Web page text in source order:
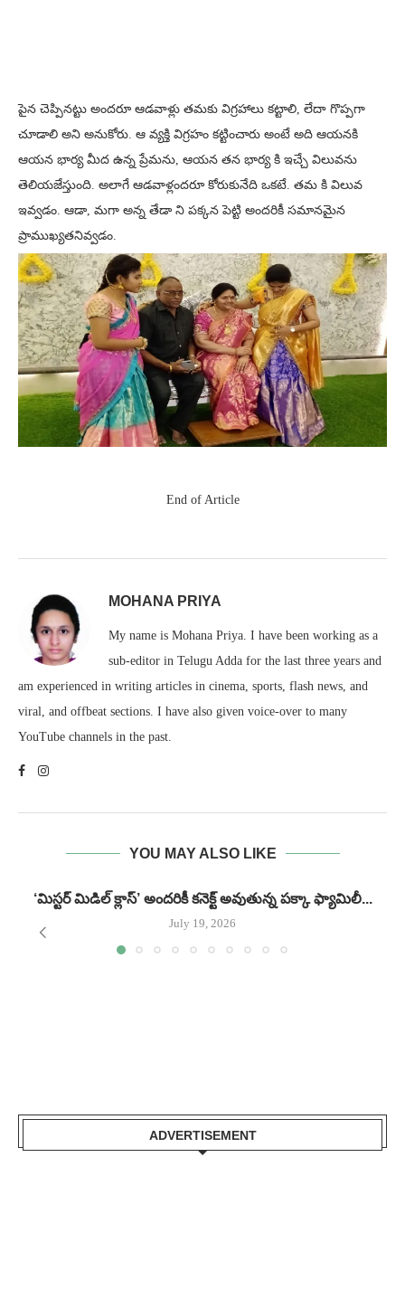
పైన చెప్పినట్టు అందరూ ఆడవాళ్లు తమకు విగ్రహాలు కట్టాలి, లేదా గొప్పగా
చూడాలి అని అనుకోరు. ఆ వ్యక్తి విగ్రహం కట్టించారు అంటే అది ఆయనకి
ఆయన భార్య మీద ఉన్న ప్రేమను, ఆయన తన భార్య కి ఇచ్చే విలువను
తెలియజేస్తుంది. అలాగే ఆడవాళ్లందరూ కోరుకునేది ఒకటే. తమ కి విలువ
ఇవ్వడం. ఆడా, మగా అన్న తేడా ని పక్కన పెట్టి అందరికీ సమానమైన
ప్రాముఖ్యతనివ్వడం.
End of Article
MOHANA PRIYA
My name is Mohana Priya. I have been working as a
sub-editor in Telugu Adda for the last three years and
am experienced in writing articles in cinema, sports, flash news, and
viral, and offbeat sections. I have also given voice-over to many
YouTube channels in the past.
YOU MAY ALSO LIKE
‘మిస్టర్ మిడిల్ క్లాస్’ అందరికీ కనెక్ట్ అవుతున్న పక్కా ఫ్యామిలీ...
July 19, 2026
ADVERTISEMENT